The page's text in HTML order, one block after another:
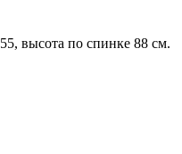
высота по спинке 88 см.